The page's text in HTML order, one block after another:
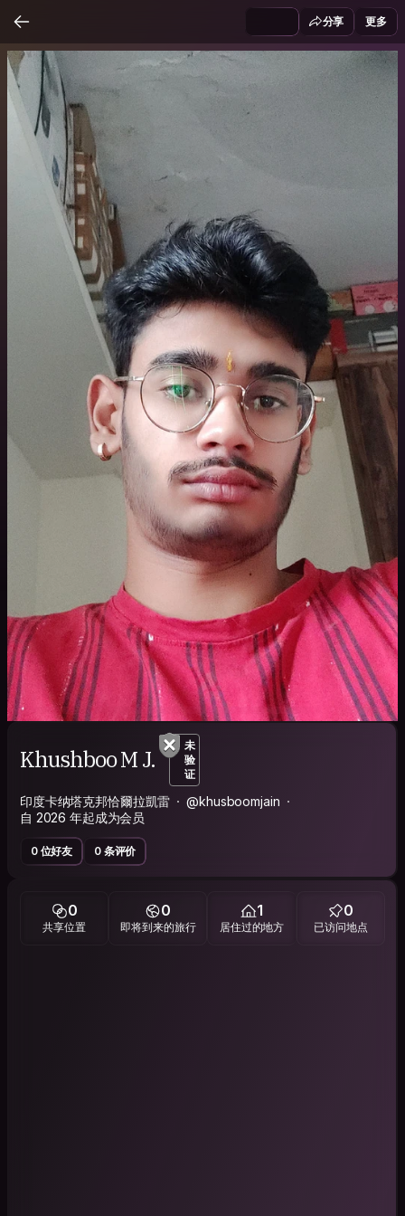
分享 更多
Khushboo M J.
未
验
证
印度卡纳塔克邦恰爾拉凱雷
@khusboomjain
自 2026 年起成为会员
0 位好友 0 条评价
0
共享位置
0
即将到来的旅行
1
居住过的地方
0
已访问地点